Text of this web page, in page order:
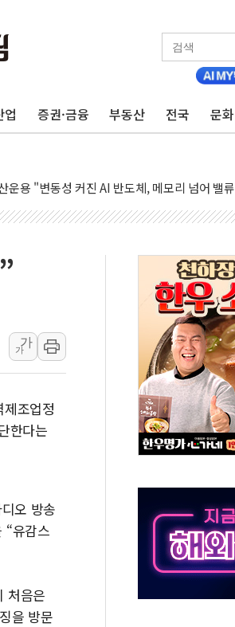
업 증권·금융 부동산 전국 문
지만 …'삼전·하이닉스'는 사고 급등주는 팔
운용 "변동성 커진 AI 반도체, 메모리 넘어 밸
모임통장'의 락인 효과, '모임주' 이자 기여도 일
홍콩반점, '부산 돼지국밥짬뽕' 2주간 전국 한시
IDaaS 최초 클라우드 보안인증 획득
빠지면 현대차 영업익 2.2조 증발...하반기 '환율
규모 해남 태양광발전 '첫삽'…남동발전
익화' 내년 상반기부터 본격화
감독 선임 의혹' 축구협회 압수수색
2026서 차세대 AI 메모리 기술력 과시
"역대급 폭염에 고단열 인테리어 관심 급증"
조길주·이강찬 대표, 자사주 매수
아연, 상반기 최대 실적에 13%대 급등
편 주10회로 확대…신규 항공사 진입길 열려
, 최고 연 7.7% '생활파킹통장' 출시
깔론' 덧씌우는 트럼프...당내선 "안 먹힌다"
가
가
조업정
한다는
오 방송
“유감스
처음은
을 방문